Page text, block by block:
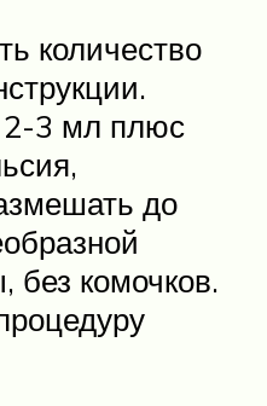
количество
2-3 мл плюс
до
без комочков.